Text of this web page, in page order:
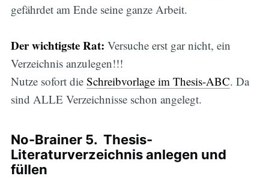
gefährdet am Ende seine ganze Arbeit.
Der wichtigste Rat: Versuche erst gar nicht, ein
Verzeichnis anzulegen!!!
Nutze sofort die Schreibvorlage im Thesis-ABC. Da
sind ALLE Verzeichnisse schon angelegt.
No-Brainer 5. Thesis-
Literaturverzeichnis anlegen und
füllen